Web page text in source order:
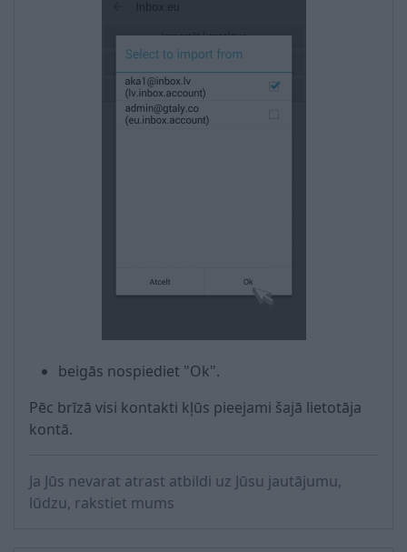
beigās nospiediet "Ok".
Pēc brīzā visi kontakti kļūs pieejami šajā lietotāja
kontā.
Ja Jūs nevarat atrast atbildi uz Jūsu jautājumu,
lūdzu, rakstiet mums